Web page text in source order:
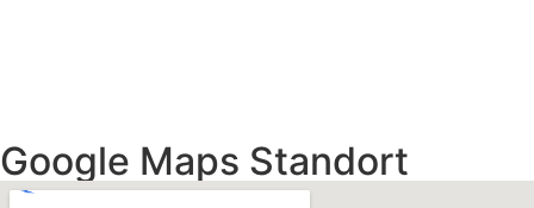
Google Maps Standort